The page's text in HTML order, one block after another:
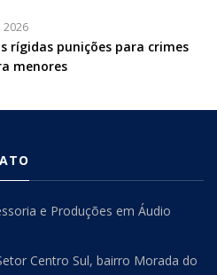
2026
rígidas punições para crimes
menores
e Produções em Áudio
Centro Sul, bairro Morada do